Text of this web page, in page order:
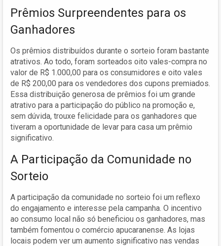
Prêmios Surpreendentes para os
Ganhadores
Os prêmios distribuídos durante o sorteio foram bastante
atrativos. Ao todo, foram sorteados oito vales-compra no
valor de R$ 1.000,00 para os consumidores e oito vales
de R$ 200,00 para os vendedores dos cupons premiados.
Essa distribuição generosa de prêmios foi um grande
atrativo para a participação do público na promoção e,
sem dúvida, trouxe felicidade para os ganhadores que
tiveram a oportunidade de levar para casa um prêmio
significativo.
A Participação da Comunidade no
Sorteio
A participação da comunidade no sorteio foi um reflexo
do engajamento e interesse pela campanha. O incentivo
ao consumo local não só beneficiou os ganhadores, mas
também fomentou o comércio apucaranense. As lojas
locais podem ver um aumento significativo nas vendas